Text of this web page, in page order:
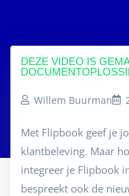
DEZE VIDEO IS
Willem Buurman
Met Flipbook geef je
klantbeleving. Maar
integreer je Flipbook
bespreekt ook de